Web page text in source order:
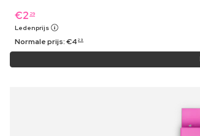
€2 29
Ledenprijs
Normale prijs:€4 29